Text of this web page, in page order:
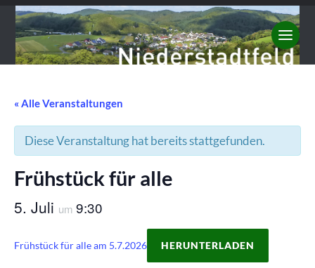
« Alle Veranstaltungen
Diese Veranstaltung hat bereits stattgefunden.
Frühstück für alle
5. Juli um 9:30
Frühstück für alle am 5.7.2026 HERUNTERLADEN